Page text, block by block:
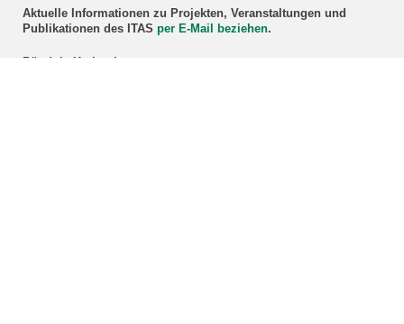
Aktuelle Informationen zu Projekten, Veranstaltungen und
Publikationen des ITAS per E-Mail beziehen.